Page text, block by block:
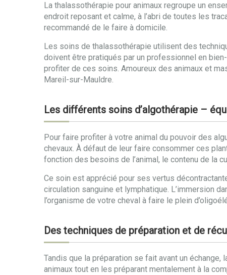
La thalassothérapie pour animaux regroupe un
endroit reposant et calme, à l’abri de toutes les
recommandé de le faire à domicile.
Les soins de thalassothérapie utilisent des
doivent être pratiqués par un professionnel en
profiter de ces soins. Amoureux des animaux et
Mareil-sur-Mauldre.
Les différents soins d’algothérapie –
Pour faire profiter à votre animal du pouvoir des
chevaux. À défaut de leur faire consommer ces
fonction des besoins de l’animal, le contenu de la
Ce soin est apprécié pour ses vertus
circulation sanguine et lymphatique. L’immersion
l’organisme de votre cheval à faire le plein
Des techniques de préparation et de
Tandis que la préparation se fait avant un
animaux tout en les préparant mentalement à la